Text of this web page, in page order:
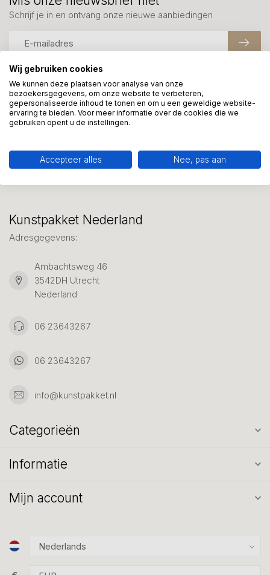
Meer informatie?
We helpen graag met uw keuze of geven advies, bel of app
ons 7 dagen per week: 06-23643267
Klantenservice
Schrijf je in en ontvang onze nieuwe aanbiedingen
Kunstpakket Nederland
Adresgegevens:
Ambachtsweg 46
3542DH Utrecht
Nederland
06 23643267
06 23643267
info@kunstpakket.nl
Categorieën
Informatie
Mijn account
Wij gebruiken cookies
We kunnen deze plaatsen voor analyse van onze
bezoekersgegevens, om onze website te verbeteren,
gepersonaliseerde inhoud te tonen en om u een geweldige website-
ervaring te bieden. Voor meer informatie over de cookies die we
gebruiken opent u de instellingen.
Accepteer alles Nee, pas aan